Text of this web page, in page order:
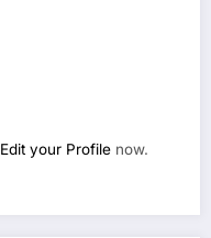
Edit your Profile now.